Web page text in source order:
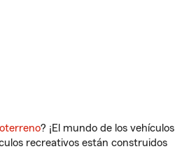
? ¡El mundo de los vehículos
recreativos están construidos